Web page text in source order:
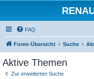
FAQ
Foren-Übersicht Suche
Aktive Themen
Zur erweiterten Suche